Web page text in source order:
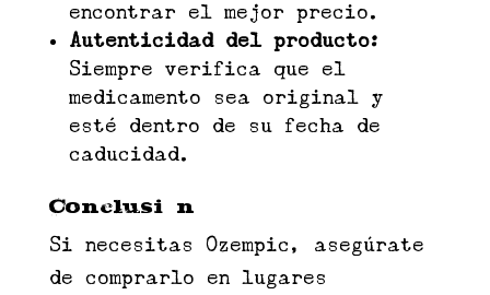
encontrar el mejor precio.
Autenticidad del producto:
Siempre verifica que el
medicamento sea original y
esté dentro de su fecha de
caducidad.
Conclusión
Si necesitas Ozempic, asegúrate
de comprarlo en lugares